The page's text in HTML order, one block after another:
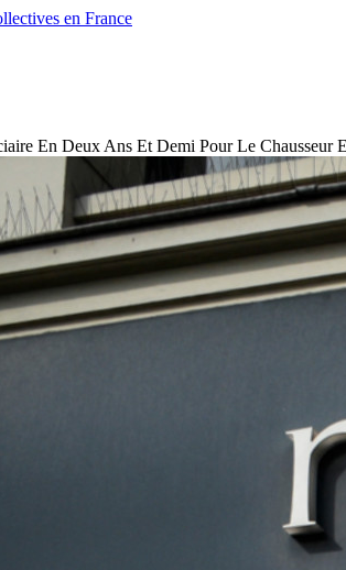
en France
En Deux Ans Et Demi Pour Le Chausseur